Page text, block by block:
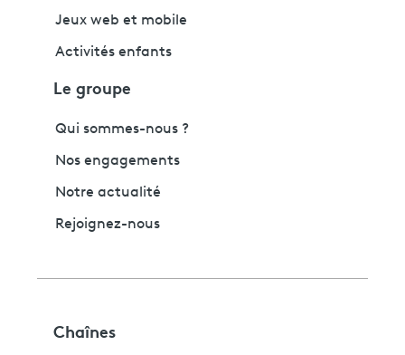
Jeux web et mobile
Activités enfants
Le groupe
Qui sommes-nous ?
Nos engagements
Notre actualité
Rejoignez-nous
Chaînes